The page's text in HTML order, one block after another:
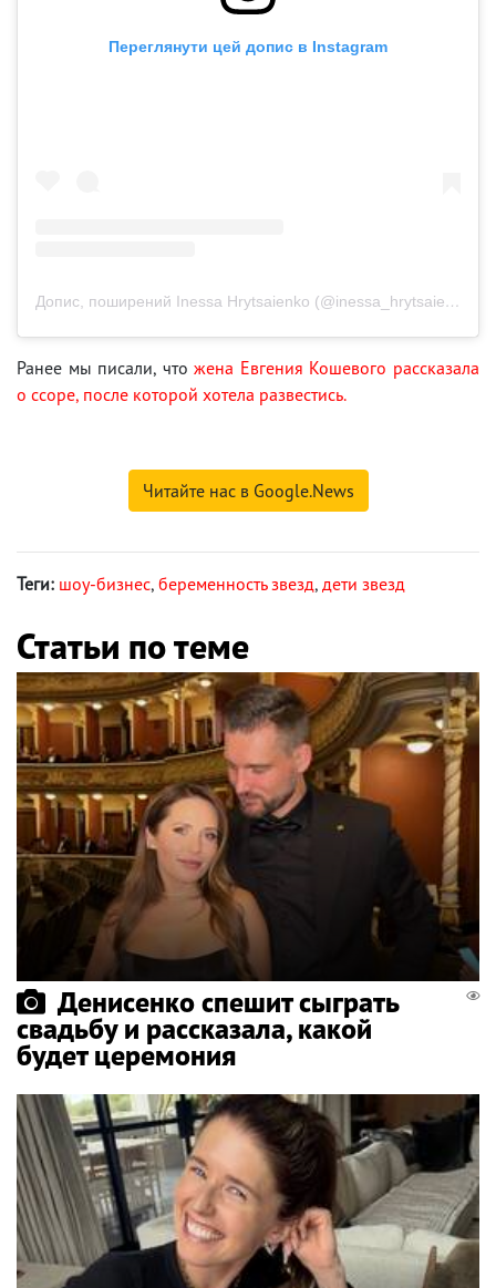
Переглянути цей допис в Instagram
Допис, поширений Inessa Hrytsaienko (@inessa_hrytsaienko_)
Ранее мы писали, чтожена Евгения Кошевого рассказала
о ссоре, после которой хотела развестись.
Читайте нас в Google.News
Теги: шоу-бизнес, беременность звезд, дети звезд
Статьи по теме
Денисенко спешит сыграть
свадьбу и рассказала, какой
будет церемония